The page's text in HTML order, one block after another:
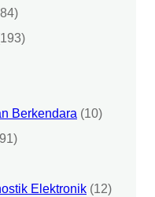
Berkendara (10)
Elektronik (12)